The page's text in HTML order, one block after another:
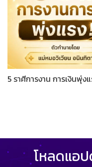
5 ราศีการงาน การเงินพุ่
โหลดแอ